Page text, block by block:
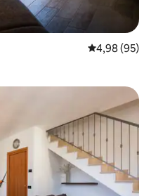
Prosječna
4,98 (95)